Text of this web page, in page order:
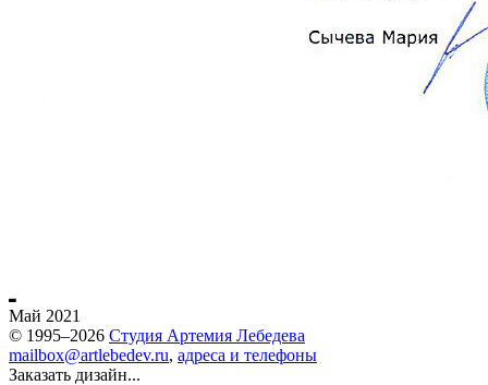
Май 2021
© 1995–2026 Студия Артемия Лебедева
mailbox@artlebedev.ru, адреса и телефоны
Заказать дизайн...